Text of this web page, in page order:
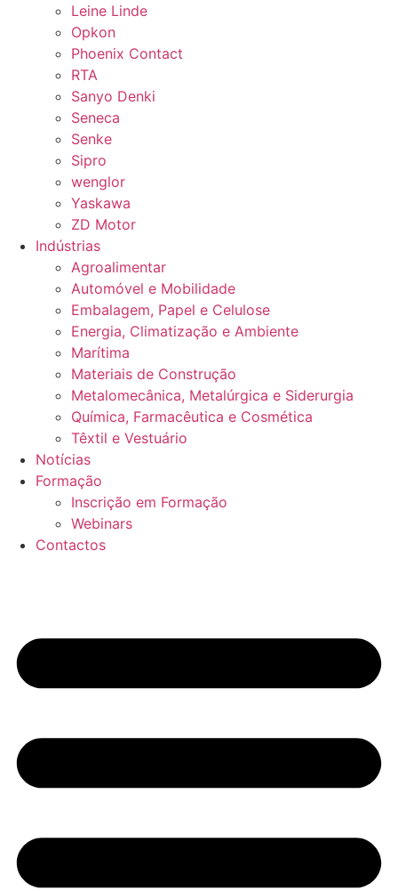
Leine Linde
Opkon
Phoenix Contact
RTA
Sanyo Denki
Seneca
Senke
Sipro
wenglor
Yaskawa
ZD Motor
Indústrias
Agroalimentar
Automóvel e Mobilidade
Embalagem, Papel e Celulose
Energia, Climatização e Ambiente
Marítima
Materiais de Construção
Metalomecânica, Metalúrgica e Siderurgia
Química, Farmacêutica e Cosmética
Têxtil e Vestuário
Notícias
Formação
Inscrição em Formação
Webinars
Contactos